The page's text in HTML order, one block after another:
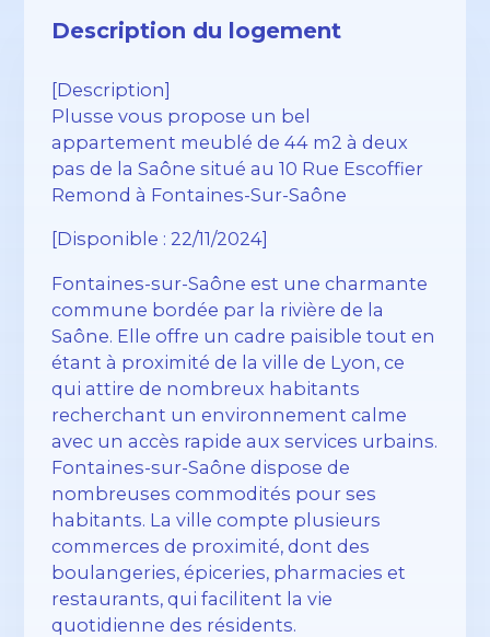
Description du logement
[Description]
Plusse vous propose un bel
appartement meublé de 44 m2 à deux
pas de la Saône situé au 10 Rue Escoffier
Remond à Fontaines-Sur-Saône
[Disponible : 22/11/2024]
Fontaines-sur-Saône est une charmante
commune bordée par la rivière de la
Saône. Elle offre un cadre paisible tout en
étant à proximité de la ville de Lyon, ce
qui attire de nombreux habitants
recherchant un environnement calme
avec un accès rapide aux services urbains.
Fontaines-sur-Saône dispose de
nombreuses commodités pour ses
habitants. La ville compte plusieurs
commerces de proximité, dont des
boulangeries, épiceries, pharmacies et
restaurants, qui facilitent la vie
quotidienne des résidents.